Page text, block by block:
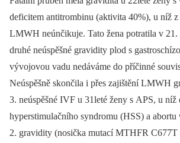
deficitem antitrombinu (aktivita 40%), u níž
LMWH neúnčikuje. Tato žena potratila v 21.
druhé neúspěšné gravidity plod s
vývojovou vadu nedáváme do příčinné
Neúspěšně skončila i přes zajištění LMWH
3. neúspěšné IVF u 31leté ženy s APS, u
hyperstimulačního syndromu (HSS) a abortu
2. gravidity (nosička mutací MTHFR